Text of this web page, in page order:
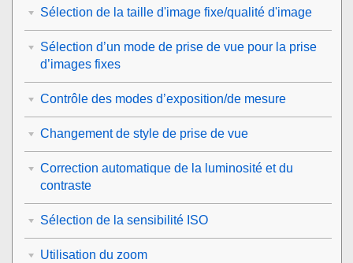
Sélection de la taille d'image fixe/qualité d'image
Sélection d’un mode de prise de vue pour la prise
d’images fixes
Contrôle des modes d’exposition/de mesure
Changement de style de prise de vue
Correction automatique de la luminosité et du
contraste
Sélection de la sensibilité ISO
Utilisation du zoom